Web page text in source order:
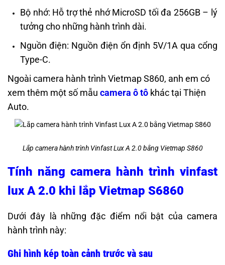
Bộ nhớ: Hỗ trợ thẻ nhớ MicroSD tối đa 256GB – lý
tưởng cho những hành trình dài.
Nguồn điện: Nguồn điện ổn định 5V/1A qua cổng
Type-C.
Ngoài camera hành trình Vietmap S860, anh em có
xem thêm một số mẫu camera ô tô khác tại Thiện
Auto.
Lắp camera hành trình Vinfast Lux A 2.0 bằng Vietmap S860
Tính năng camera hành trình vinfast
lux A 2.0 khi lắp Vietmap S6860
Dưới đây là những đặc điểm nổi bật của camera
hành trình này:
Ghi hình kép toàn cảnh trước và sau